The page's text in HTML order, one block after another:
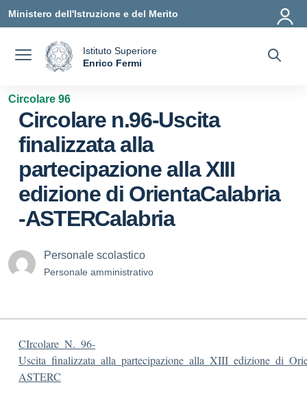
Ministero dell'Istruzione e del Merito
Istituto Superiore
Enrico Fermi
Circolare 96
Circolare n.96-Uscita
finalizzata alla
partecipazione alla XIII
edizione di OrientaCalabria
-ASTERCalabria
Personale scolastico
Personale amministrativo
CIrcolare_N._96-
ASTERC